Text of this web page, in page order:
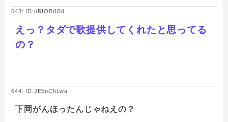
643: ID:uRIQBdl3d
えっ？タダで歌提供してくれたと思ってる
の？
644: ID:JE5nChLwa
下岡がんほったんじゃねえの？